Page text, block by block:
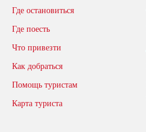
Где остановиться
Где поесть
Что привезти
Как добраться
Помощь туристам
Карта туриста